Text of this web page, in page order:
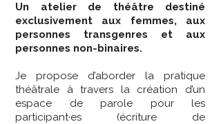
Un atelier de théâtre destiné
exclusivement aux femmes, aux
personnes transgenres et aux
personnes non-binaires.
Je propose d’aborder la pratique
théâtrale à travers la création d’un
espace de parole pour les
participant·es (écriture de